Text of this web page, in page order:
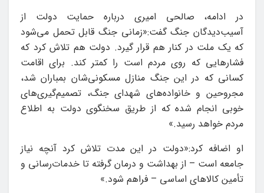
در ادامه، صالحی امیری درباره حمایت دولت از
آسیب‌دیدگان جنگ گفت:«زمانی جنگ قابل تحمل می‌شود
که یک ملت در کنار هم قرار گیرد. دولت هم تلاش کرد که
فشارهایی که روی مردم است را کمتر کند. برای اقامت
کسانی که در این جنگ منازل مسکونی‌شان بمباران شد،
مجروحین و خانواده‌های شهدای جنگ، تصمیم‌گیری‌های
خوبی انجام شده که از طریق سخنگوی دولت به اطلاع
مردم خواهد رسید.»
او اضافه کرد:«دولت در این مدت تلاش کرد آنچه نیاز
جامعه است – از بهداشت و درمان گرفته تا خدمات‌رسانی و
تأمین کالاهای اساسی – فراهم شود.»